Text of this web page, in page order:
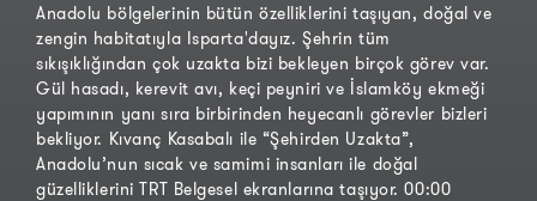
Anadolu bölgelerinin bütün özelliklerini taşıyan, doğal ve
zengin habitatıyla Isparta'dayız. Şehrin tüm
sıkışıklığından çok uzakta bizi bekleyen birçok görev var.
Gül hasadı, kerevit avı, keçi peyniri ve İslamköy ekmeği
yapımının yanı sıra birbirinden heyecanlı görevler bizleri
bekliyor. Kıvanç Kasabalı ile “Şehirden Uzakta”,
Anadolu’nun sıcak ve samimi insanları ile doğal
güzelliklerini TRT Belgesel ekranlarına taşıyor. 00:00